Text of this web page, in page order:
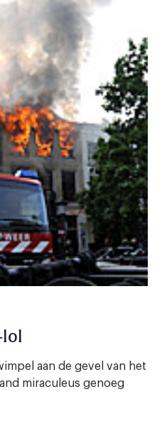
lol
aan de gevel van het
miraculeus genoeg